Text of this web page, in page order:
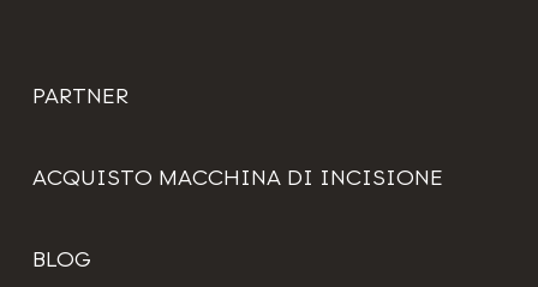
PARTNER
ACQUISTO MACCHINA DI INCISIONE
BLOG